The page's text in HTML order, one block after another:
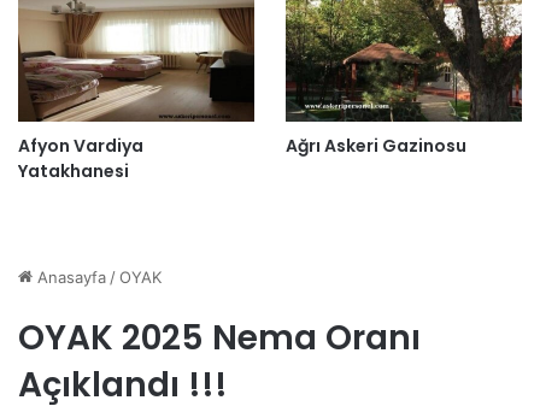
Afyon Vardiya
Yatakhanesi
Ağrı Askeri Gazinosu